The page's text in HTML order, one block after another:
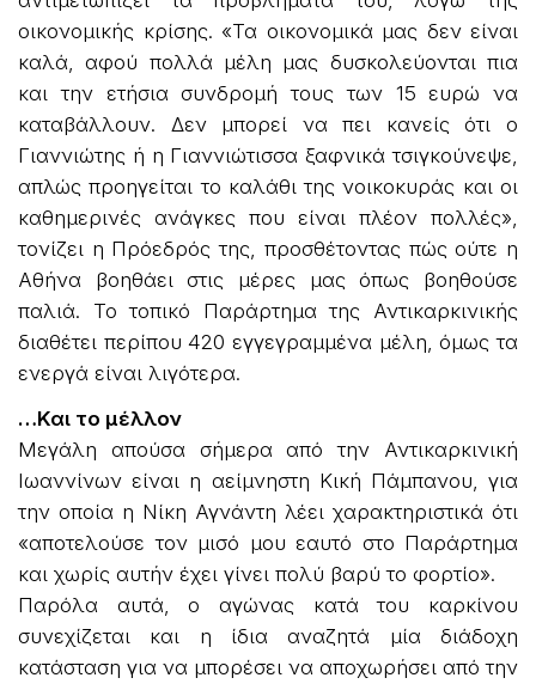
οικονομικής κρίσης. «Τα οικονομικά μας δεν είναι
καλά, αφού πολλά μέλη μας δυσκολεύονται πια
και την ετήσια συνδρομή τους των 15 ευρώ να
καταβάλλουν. Δεν μπορεί να πει κανείς ότι ο
Γιαννιώτης ή η Γιαννιώτισσα ξαφνικά τσιγκούνεψε,
απλώς προηγείται το καλάθι της νοικοκυράς και οι
καθημερινές ανάγκες που είναι πλέον πολλές»,
τονίζει η Πρόεδρός της, προσθέτοντας πώς ούτε η
Αθήνα βοηθάει στις μέρες μας όπως βοηθούσε
παλιά. Το τοπικό Παράρτημα της Αντικαρκινικής
διαθέτει περίπου 420 εγγεγραμμένα μέλη, όμως τα
ενεργά είναι λιγότερα.
…Και το μέλλον
Μεγάλη απούσα σήμερα από την Αντικαρκινική
Ιωαννίνων είναι η αείμνηστη Κική Πάμπανου, για
την οποία η Νίκη Αγνάντη λέει χαρακτηριστικά ότι
«αποτελούσε τον μισό μου εαυτό στο Παράρτημα
και χωρίς αυτήν έχει γίνει πολύ βαρύ το φορτίο».
Παρόλα αυτά, ο αγώνας κατά του καρκίνου
συνεχίζεται και η ίδια αναζητά μία διάδοχη
κατάσταση για να μπορέσει να αποχωρήσει από την